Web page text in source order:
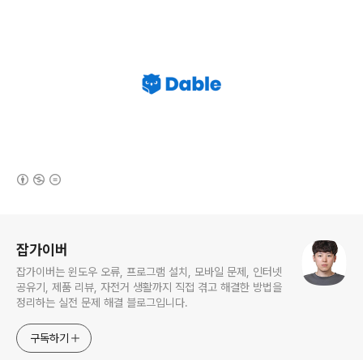
잡가이버
잡가이버는 윈도우 오류, 프로그램 설치, 모바일 문제, 인터넷
공유기, 제품 리뷰, 자전거 생활까지 직접 겪고 해결한 방법을
정리하는 실전 문제 해결 블로그입니다.
구독하기